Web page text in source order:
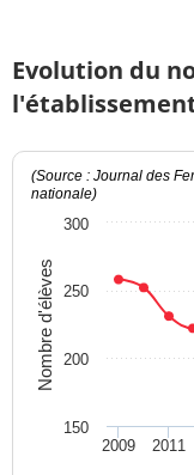
Evolution du
Nombre d'élèves
(Source : Journal des
nationale)
2009 2011
200
250
150
300